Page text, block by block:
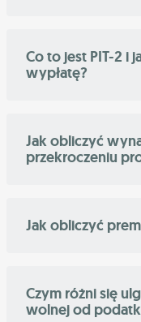
Co to jest PIT-2 i
wypłatę?
Jak obliczyć
przekroczeniu
Jak obliczyć
Czym różni się
wolnej od